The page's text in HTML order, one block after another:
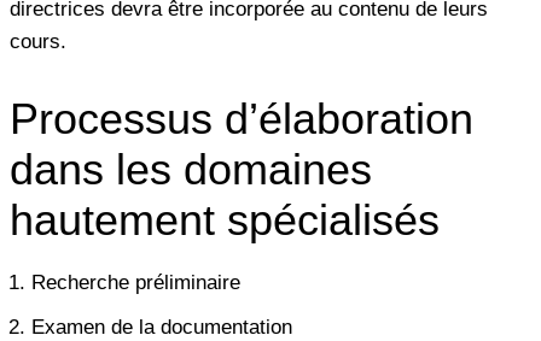
directrices devra être incorporée au contenu de leurs
cours.
Processus d’élaboration
dans les domaines
hautement spécialisés
Recherche préliminaire
Examen de la documentation